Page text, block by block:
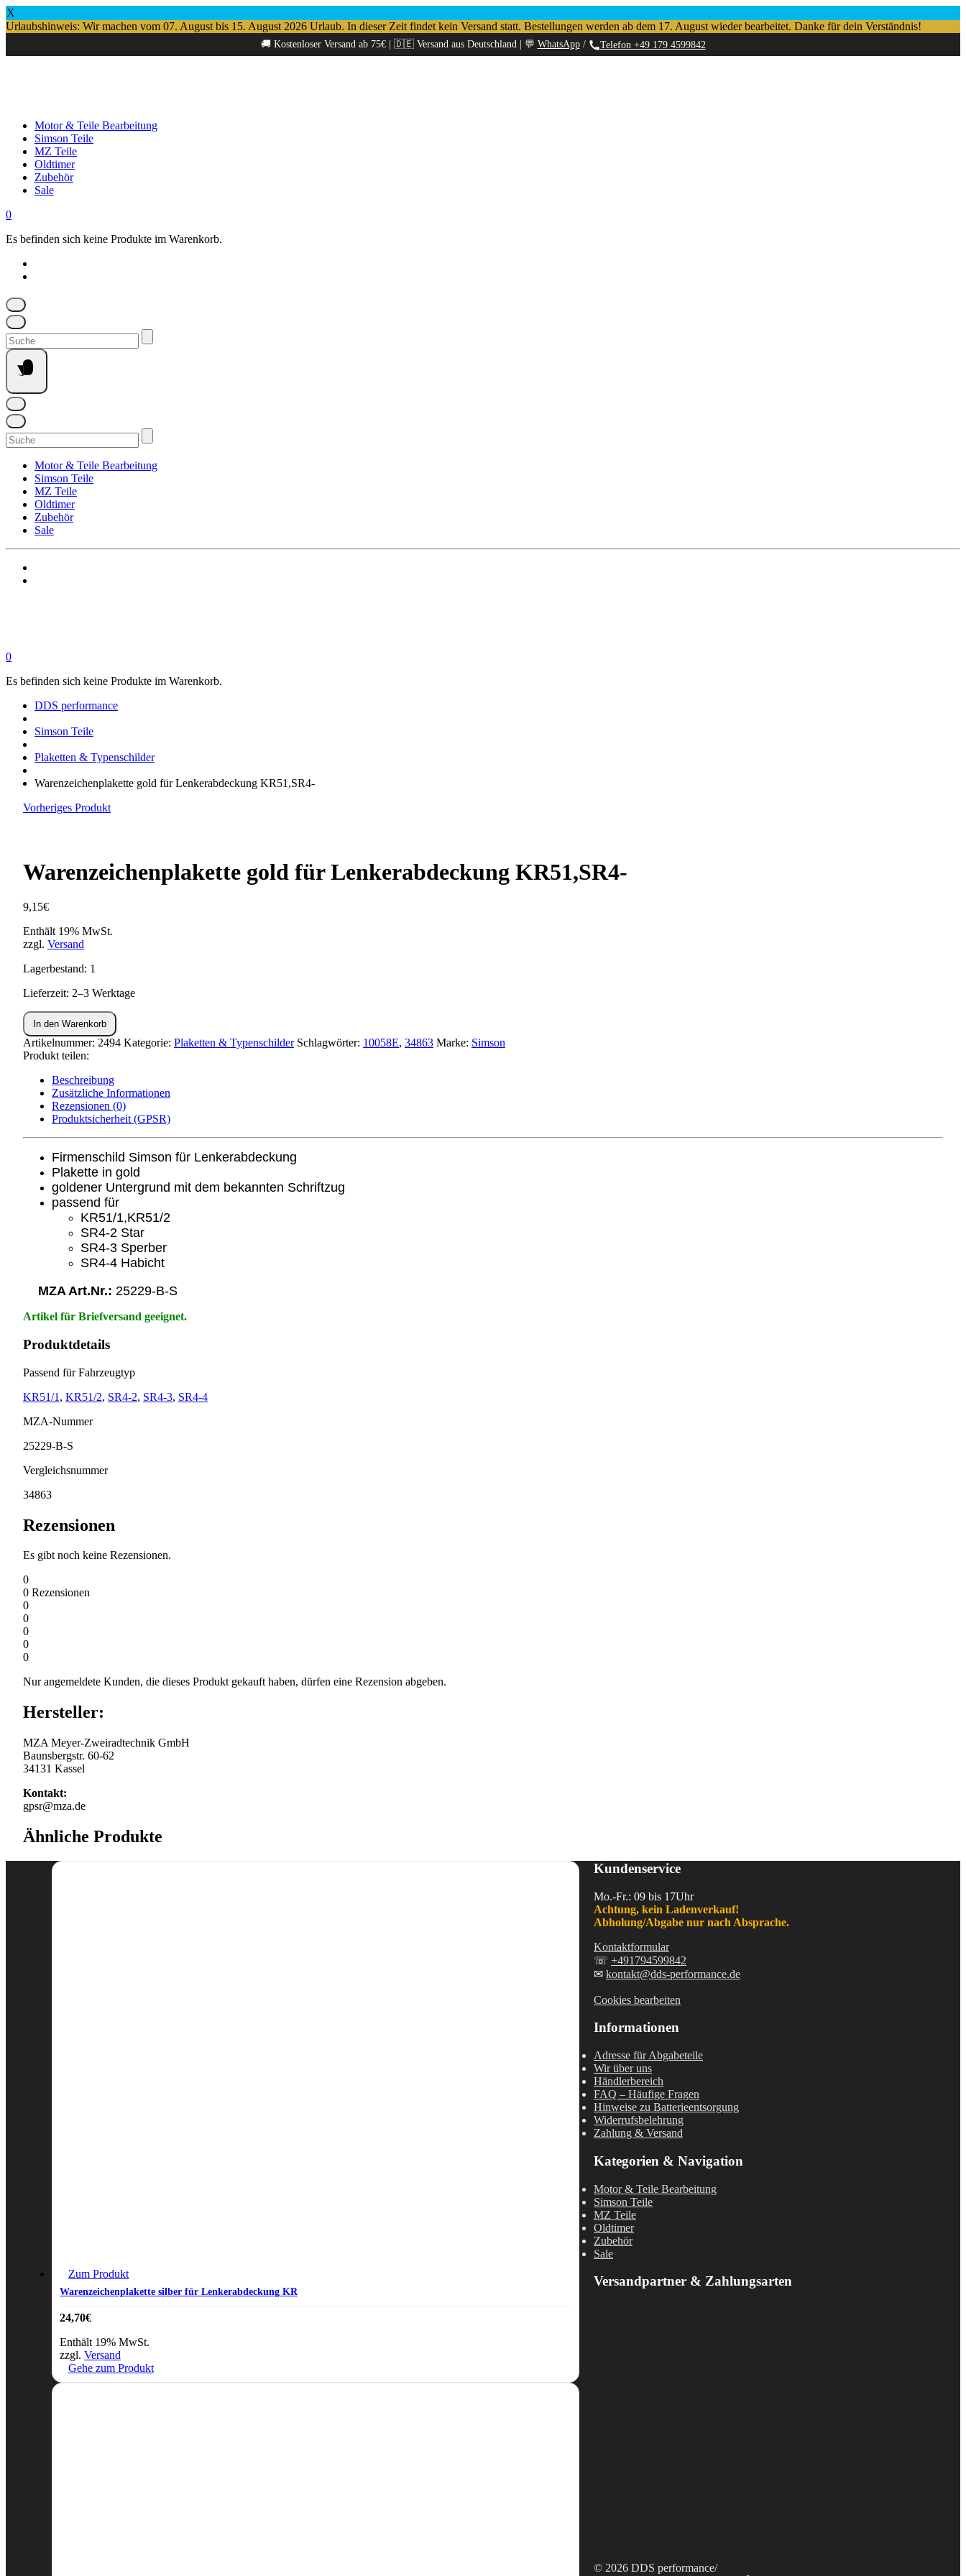
X
Urlaubshinweis: Wir machen vom 07. August bis 15. August 2026 Urlaub. In dieser Zeit findet kein Versand statt. Bestellungen werden ab dem 17. August wieder bearbeitet. Danke für dein Verständnis!
🚚 Kostenloser Versand ab 75€ | 🇩🇪 Versand aus Deutschland | 💬 WhatsApp/ Telefon +49 179 4599842
Motor & Teile Bearbeitung
Simson Teile
MZ Teile
Oldtimer
Zubehör
Sale
0
Es befinden sich keine Produkte im Warenkorb.
Suchen
nach:
Suchen
nach:
Motor & Teile Bearbeitung
Simson Teile
MZ Teile
Oldtimer
Zubehör
Sale
0
Es befinden sich keine Produkte im Warenkorb.
DDS performance
Simson Teile
Plaketten & Typenschilder
Warenzeichenplakette gold für Lenkerabdeckung KR51,SR4-
Vorheriges Produkt
Warenzeichenplakette gold für Lenkerabdeckung KR51,SR4-
9,15€
Enthält 19% MwSt.
zzgl. Versand
Lagerbestand: 1
Lieferzeit: 2–3 Werktage
Warenzeichenplakette
gold
für
Lenkerabdeckung
Menge
In den Warenkorb
Artikelnummer: 2494 Kategorie: Plaketten & Typenschilder Schlagwörter: 10058E, 34863 Marke: Simson
Produkt teilen:
Beschreibung
Zusätzliche Informationen
Rezensionen (0)
Produktsicherheit (GPSR)
Firmenschild Simson für Lenkerabdeckung
Plakette in gold
goldener Untergrund mit dem bekannten Schriftzug
passend für
KR51/1,KR51/2
SR4-2 Star
SR4-3 Sperber
SR4-4 Habicht
MZA Art.Nr.: 25229-B-S
Artikel für Briefversand geeignet.
Produktdetails
Passend für Fahrzeugtyp
KR51/1 , KR51/2, SR4-2, SR4-3, SR4-4
MZA-Nummer
25229-B-S
Vergleichsnummer
34863
Rezensionen
Es gibt noch keine Rezensionen.
0
0 Rezensionen
0
0
0
0
0
Nur angemeldete Kunden, die dieses Produkt gekauft haben, dürfen eine Rezension abgeben.
Hersteller:
MZA Meyer-Zweiradtechnik GmbH
Baunsbergstr. 60-62
34131 Kassel
Kontakt:
gpsr@mza.de
Ähnliche Produkte
Zum Produkt
Warenzeichenplakette silber für Lenkerabdeckung KR
24,70€
Enthält 19% MwSt.
zzgl. Versand
Gehe zum Produkt
Kundenservice
Mo.-Fr.: 09 bis 17Uhr
Achtung, kein Ladenverkauf!
Abholung/Abgabe nur nach Absprache.
Kontaktformular
☏ +491794599842
✉ kontakt@dds-performance.de
Cookies bearbeiten
Informationen
Adresse für Abgabeteile
Wir über uns
Händlerbereich
FAQ – Häufige Fragen
Hinweise zu Batterieentsorgung
Widerrufsbelehrung
Zahlung & Versand
Kategorien & Navigation
Motor & Teile Bearbeitung
Simson Teile
MZ Teile
Oldtimer
Zubehör
Sale
Versandpartner & Zahlungsarten
© 2026 DDS performance/